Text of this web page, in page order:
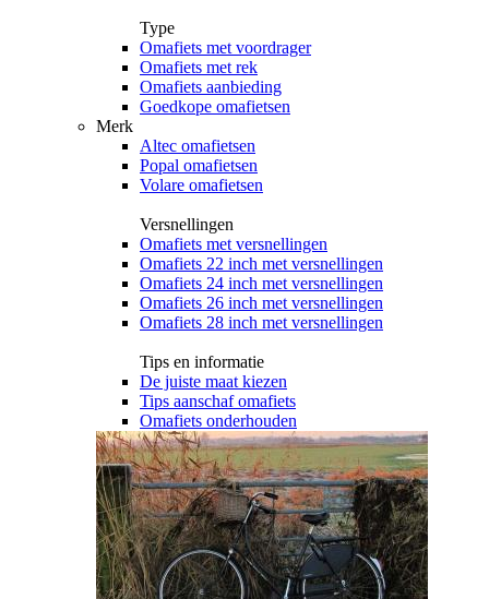
Type
Omafiets met voordrager
Omafiets met rek
Omafiets aanbieding
Goedkope omafietsen
Merk
Altec omafietsen
Popal omafietsen
Volare omafietsen
Versnellingen
Omafiets met versnellingen
Omafiets 22 inch met versnellingen
Omafiets 24 inch met versnellingen
Omafiets 26 inch met versnellingen
Omafiets 28 inch met versnellingen
Tips en informatie
De juiste maat kiezen
Tips aanschaf omafiets
Omafiets onderhouden